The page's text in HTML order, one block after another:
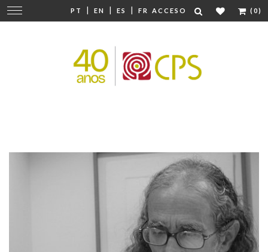
PT | EN | ES | FR ACCESO (0)
Cambiar
navegación